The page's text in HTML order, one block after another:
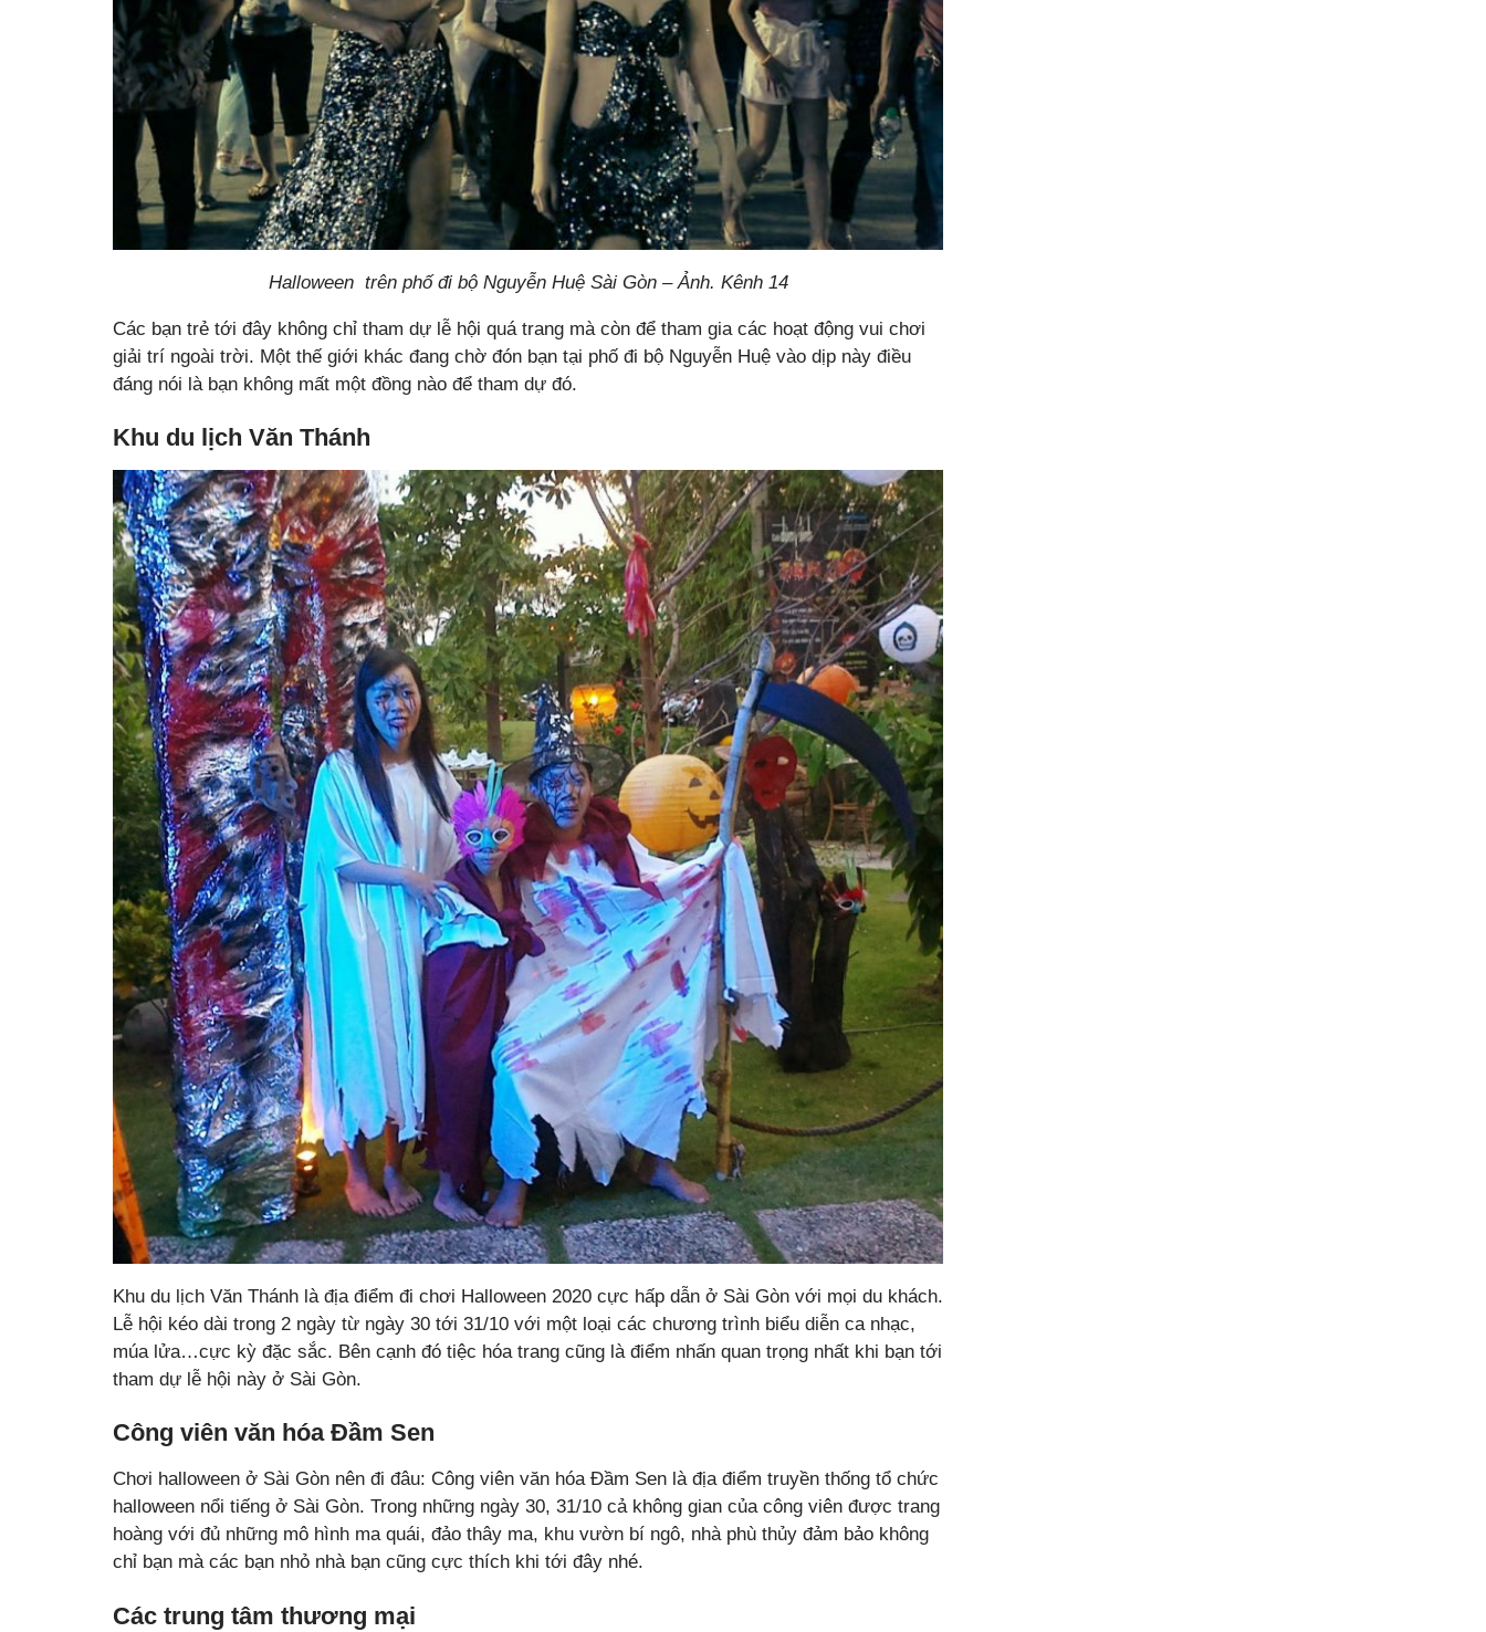
Halloween trên phố đi bộ Nguyễn Huệ Sài Gòn – Ảnh. Kênh 14
Các bạn trẻ tới đây không chỉ tham dự lễ hội quá trang mà còn để tham gia các hoạt động vui chơi
giải trí ngoài trời. Một thế giới khác đang chờ đón bạn tại phố đi bộ Nguyễn Huệ vào dịp này điều
đáng nói là bạn không mất một đồng nào để tham dự đó.
Khu du lịch Văn Thánh
Khu du lịch Văn Thánh là địa điểm đi chơi Halloween 2020 cực hấp dẫn ở Sài Gòn với mọi du khách.
Lễ hội kéo dài trong 2 ngày từ ngày 30 tới 31/10 với một loại các chương trình biểu diễn ca nhạc,
múa lửa…cực kỳ đặc sắc. Bên cạnh đó tiệc hóa trang cũng là điểm nhấn quan trọng nhất khi bạn tới
tham dự lễ hội này ở Sài Gòn.
Công viên văn hóa Đầm Sen
Chơi halloween ở Sài Gòn nên đi đâu: Công viên văn hóa Đầm Sen là địa điểm truyền thống tổ chức
halloween nổi tiếng ở Sài Gòn. Trong những ngày 30, 31/10 cả không gian của công viên được trang
hoàng với đủ những mô hình ma quái, đảo thây ma, khu vườn bí ngô, nhà phù thủy đảm bảo không
chỉ bạn mà các bạn nhỏ nhà bạn cũng cực thích khi tới đây nhé.
Các trung tâm thương mại